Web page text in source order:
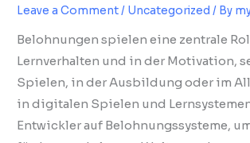
Leave a Comment/ Uncategorized / By
Belohnungen spielen eine zentrale
Lernverhalten und in der Motivation,
Spielen, in der Ausbildung oder im
in digitalen Spielen und
Entwickler auf Belohnungssysteme,